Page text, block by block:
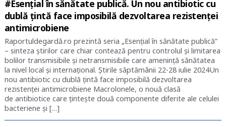
#Esențial în sănătate publică. Un nou antibiotic cu
dublă țintă face imposibilă dezvoltarea rezistenţei
antimicrobiene
Raportuldegardă.ro prezintă seria „Esențial în sănătate publică”
– sinteza știrilor care chiar contează pentru controlul și limitarea
bolilor transmisibile și netransmisibile care amenință sănătatea
la nivel local și internațional. Știrile săptămânii 22-28 iulie 2024Un
nou antibiotic cu dublă țintă face imposibilă dezvoltarea
rezistenţei antimicrobiene Macrolonele, o nouă clasă
de antibiotice care ţinteşte două componente diferite ale celulei
bacteriene și […]